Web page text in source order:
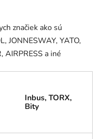
značiek ako sú
JONNESWAY, YATO,
AIRPRESS a iné
Inbus, TORX,
Bity